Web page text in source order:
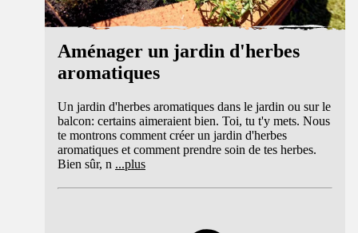
Aménager un jardin d'herbes
aromatiques
Un jardin d'herbes aromatiques dans le jardin ou sur le
balcon: certains aimeraient bien. Toi, tu t'y mets. Nous
te montrons comment créer un jardin d'herbes
aromatiques et comment prendre soin de tes herbes.
Bien sûr, n ...plus